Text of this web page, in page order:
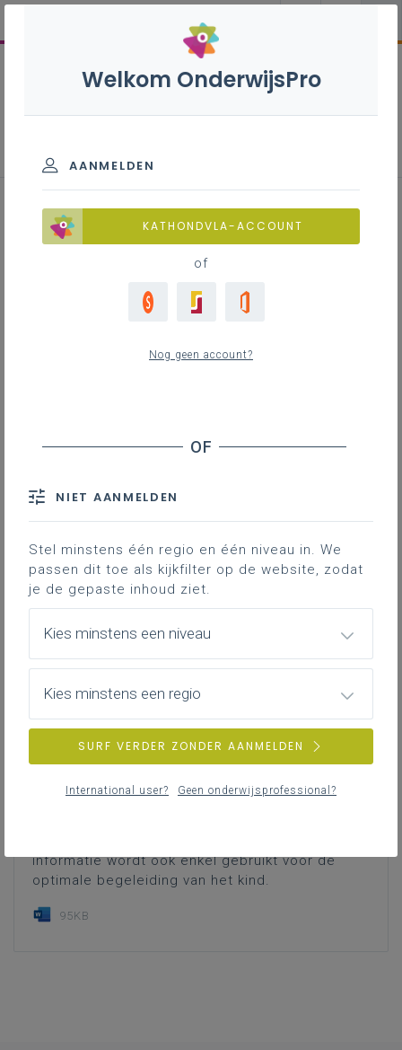
Inhoudstafel
maken. Op deze pagina vind je onder
met een verslag moet inschrijven en hoe
je voor een warme overgang kunt zorgen.
DOWNLOADS
Model zorgfiche bij de inschrijving van
(TLER_402)
Bij een vraag tot inschrijving van een kind
kunnen de ouders met dit model alle nodige info
aanleveren. De ouders verstrekken deze
informatie wordt ook enkel gebruikt voor de
optimale begeleiding van het kind.
95KB
Welkom OnderwijsPro
AANMELDEN
KATHONDVLA-ACCOUNT
of
Nog geen account?
NIET AANMELDEN
Stel minstens één regio en één niveau in. We
passen dit toe als kijkfilter op de website, zodat
je de gepaste inhoud ziet.
Kies minstens een niveau
Kies minstens een regio
SURF VERDER ZONDER AANMELDEN
International user? Geen onderwijsprofessional?